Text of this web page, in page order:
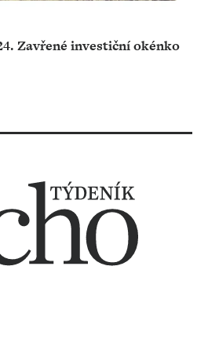
Zavřené investiční okénko